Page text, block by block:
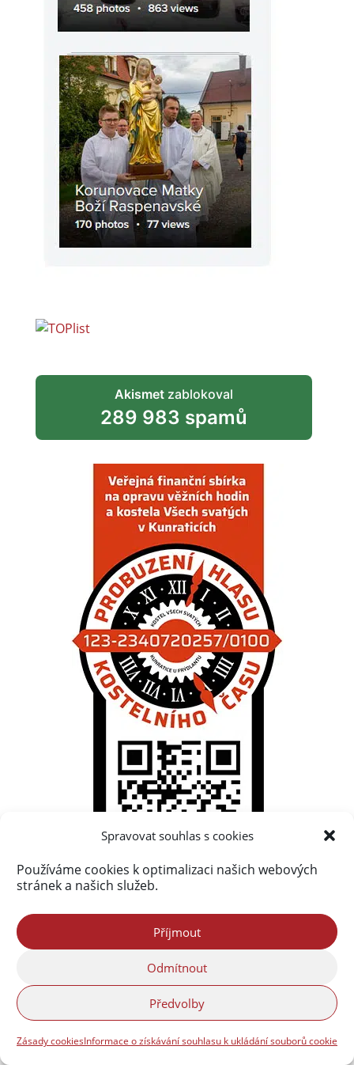
Spravovat souhlas s cookies
Používáme cookies k optimalizaci našich webových
stránek a našich služeb.
Příjmout
Odmítnout
Předvolby
Zásady cookiesInformace o získávání souhlasu k ukládání souborů cookie
Akismetzablokoval
289 983 spamů